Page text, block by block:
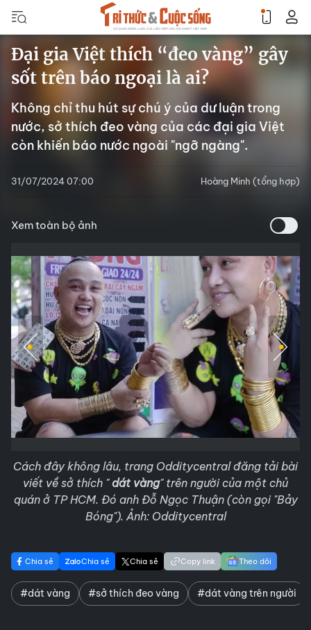
Đại gia Việt thích “đeo vàng” gây
sốt trên báo ngoại là ai?
Không chỉ thu hút sự chú ý của dư luận trong
nước, sở thích đeo vàng của các đại gia Việt
còn khiến báo nước ngoài "ngỡ ngàng".
31/07/2024 07:00 Hoàng Minh (tổng hợp)
Xem toàn bộ ảnh
Cách đây không lâu, trang Odditycentral đăng tải bài
viết về sở thích "dát vàng" trên người của một chủ
quán ở TP HCM. Đó anh Đỗ Ngọc Thuận (còn gọi "Bảy
Bóng"). Ảnh: Odditycentral
Chia sẻ Chia sẻ Chia sẻ Copy link Theo dõi
#dát vàng #sở thích đeo vàng #dát vàng trên người